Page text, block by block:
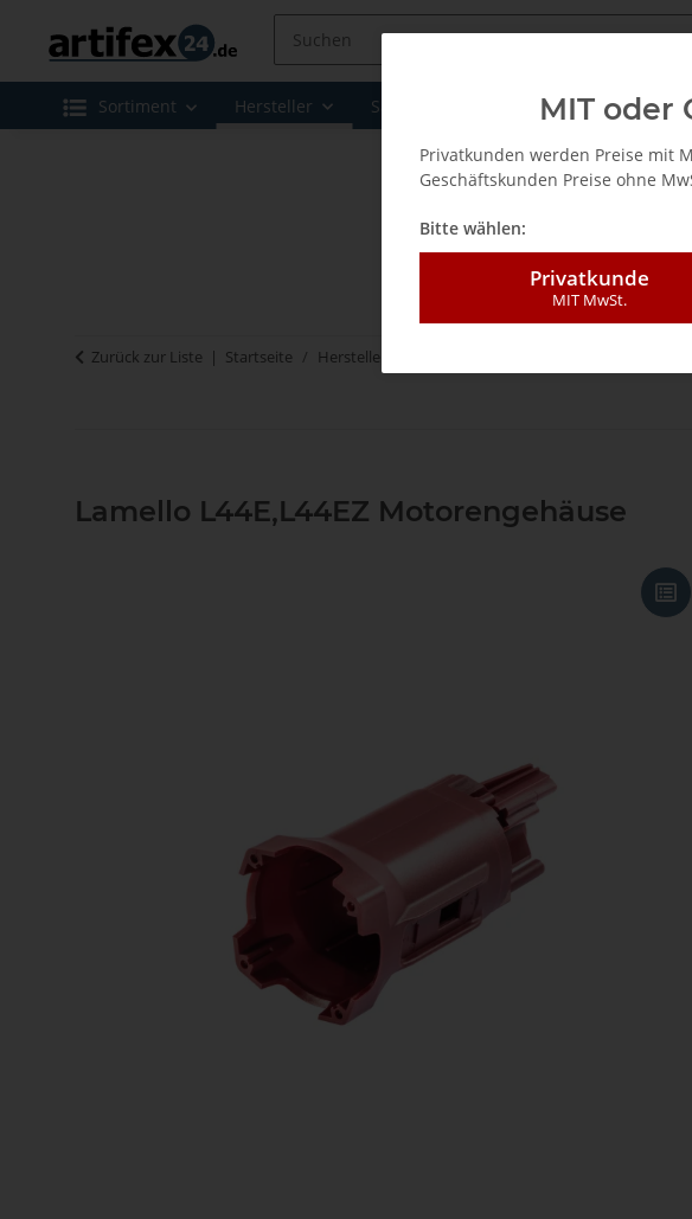
Sortiment Hersteller Sale Leasing / Mietkauf
Zurück zur Liste Startseite Hersteller
Lamello L44E,L44EZ Motorengehäuse
MIT oder
Privatkunden werden Preise mit
Geschäftskunden Preise ohne
Bitte wählen:
Privatkunde
MIT MwSt.